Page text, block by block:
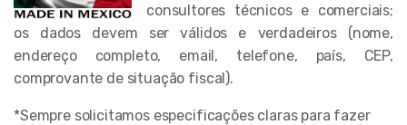
consultores técnicos e comerciais;
os dados devem ser válidos e verdadeiros (nome,
endereço completo, email, telefone, país, CEP,
comprovante de situação fiscal).
*Sempre solicitamos especificações claras para fazer